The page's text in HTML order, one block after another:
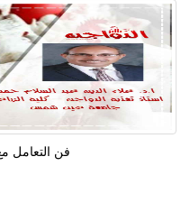
فن التعامل